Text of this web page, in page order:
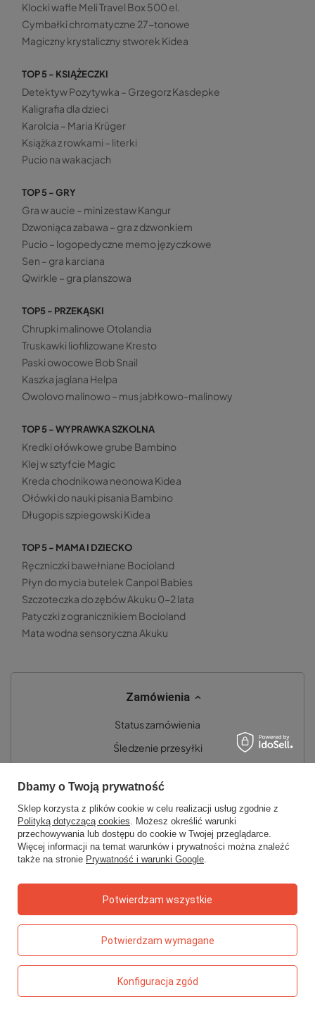
Klocki wafle Meli Travel Box 500 el.
Cymbałki chromatyczne 27-tonowe
Magiczny krystaliczny stworek Kidea
TOP 5 - KSIĄŻECZKI
Detektyw Pozytywka – Grzegorz Kasdepke
Kaligrafia dla dzieci
Karolcia – Maria Krüger
Książka z rowkami – literki
Pucio na wakacjach
TOP 5 - GRY
Gra w aucie – mini zestaw Kangur
Dzwoniąca zabawa – gra z dzwonkiem
Pucio – logopedyczne memo języczkowe
Sen – gra karciana
Qwirkle – gra planszowa
TOP5 - PRZEKĄSKI
Chrupki malinowe Otolandia
Truskawki liofilizowane Kresto
Paski owocowe Bob Snail
Kaszka jaglana Helpa
Owolovo malinowo – mus jabłkowo-malinowy
TOP 5 - WYPRAWKA SZKOLNA
Kredki ołówkowe grube Bambino
Klej w sztyfcie Magic
Kreda chodnikowa neonowa Kidea
Ołówki do nauki pisania Bambino
Długopis szpiegowski Kidea
TOP 5 - MAMA I DZIECKO
Ręczniczki bawełniane Bocioland
Płyn do mycia butelek Canpol Babies
Szczoteczka do zębów Akuku 0-2 lata
Patyczki z ogranicznikiem Bocioland
Mata wodna sensoryczna Akuku
Zamówienia
Status zamówienia
Śledzenie przesyłki
Chcę zwrócić produkt
Chcę wymienić towar
Kontakt
Dbamy o Twoją prywatność
Sklep korzysta z plików cookie w celu realizacji usług zgodnie z
Polityką dotyczącą cookies. Możesz określić warunki
przechowywania lub dostępu do cookie w Twojej przeglądarce.
Więcej informacji na temat warunków i prywatności można znaleźć
także na stronie Prywatność i warunki Google.
Potwierdzam wymagane
Konfiguracja zgód
Potwierdzam wszystkie